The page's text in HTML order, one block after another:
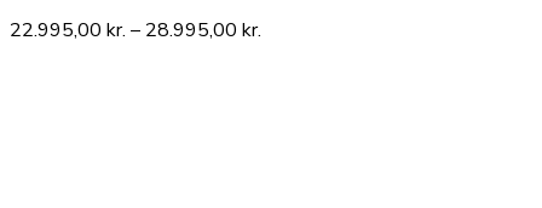
22.995,00 kr. – 28.995,00 kr.